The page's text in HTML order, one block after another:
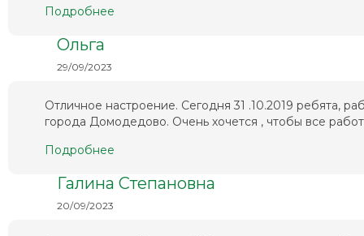
Подробнее
Ольга
29/09/2023
Отличное настроение. Сегодня 31 .10.2019 ребята,
города Домодедово. Очень хочется , чтобы все
Подробнее
Галина Степановна
20/09/2023